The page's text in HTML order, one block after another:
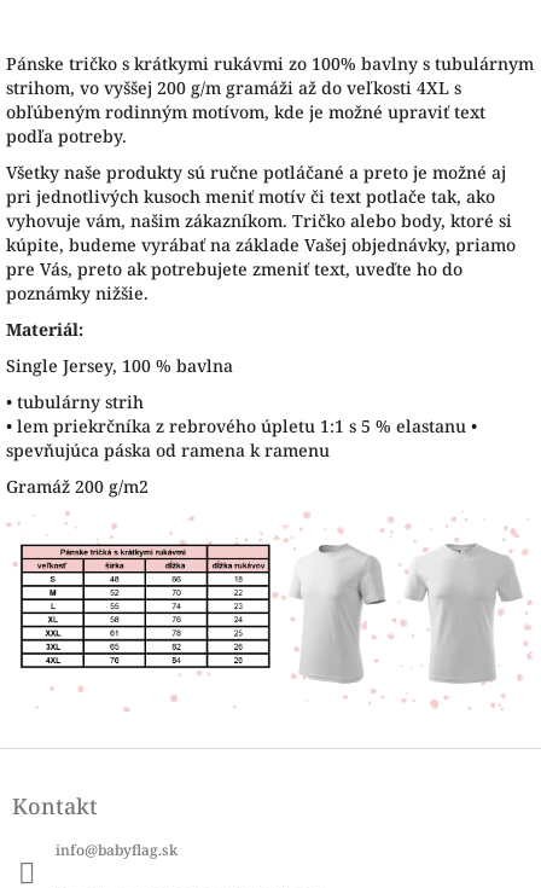
Pánske tričko s krátkymi rukávmi zo 100% bavlny s tubulárnym
strihom, vo vyššej 200 g/m gramáži až do veľkosti 4XL s
obľúbeným rodinným motívom, kde je možné upraviť text
podľa potreby.
Všetky naše produkty sú ručne potláčané a preto je možné aj
pri jednotlivých kusoch meniť motív či text potlače tak, ako
vyhovuje vám, našim zákazníkom. Tričko alebo body, ktoré si
kúpite, budeme vyrábať na základe Vašej objednávky, priamo
pre Vás, preto ak potrebujete zmeniť text, uveďte ho do
poznámky nižšie.
Materiál:
Single Jersey, 100 % bavlna
• tubulárny strih
• lem priekrčníka z rebrového úpletu 1:1 s 5 % elastanu •
spevňujúca páska od ramena k ramenu
Gramáž 200 g/m2
Z
pKontakt
info@babyflag.sk